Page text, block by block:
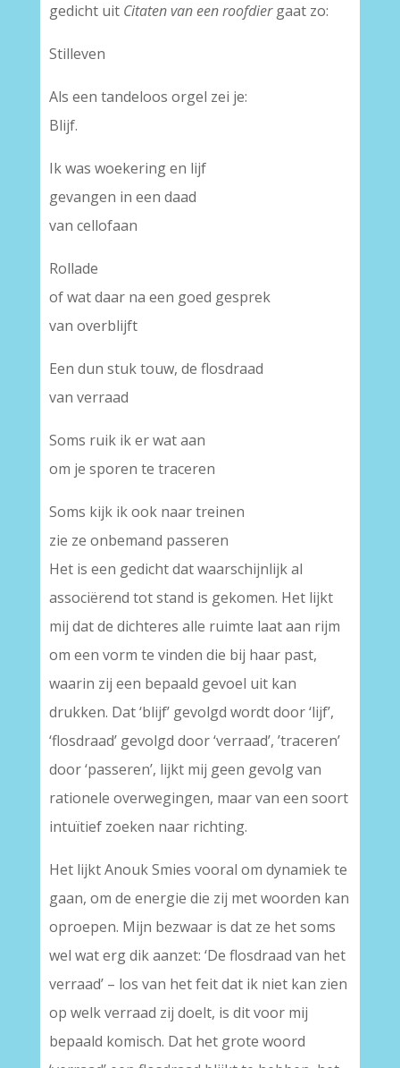
gedicht uit Citaten van een roofdiergaat zo:
Stilleven
Als een tandeloos orgel zei je:
Blijf.
Ik was woekering en lijf
gevangen in een daad
van cellofaan
Rollade
of wat daar na een goed gesprek
van overblijft
Een dun stuk touw, de flosdraad
van verraad
Soms ruik ik er wat aan
om je sporen te traceren
Soms kijk ik ook naar treinen
zie ze onbemand passeren
Het is een gedicht dat waarschijnlijk al
associërend tot stand is gekomen. Het lijkt
mij dat de dichteres alle ruimte laat aan rijm
om een vorm te vinden die bij haar past,
waarin zij een bepaald gevoel uit kan
drukken. Dat ‘blijf’ gevolgd wordt door ‘lijf’,
‘flosdraad’ gevolgd door ‘verraad’, ’traceren’
door ‘passeren’, lijkt mij geen gevolg van
rationele overwegingen, maar van een soort
intuïtief zoeken naar richting.
Het lijkt Anouk Smies vooral om dynamiek te
gaan, om de energie die zij met woorden kan
oproepen. Mijn bezwaar is dat ze het soms
wel wat erg dik aanzet: ‘De flosdraad van het
verraad’ – los van het feit dat ik niet kan zien
op welk verraad zij doelt, is dit voor mij
bepaald komisch. Dat het grote woord